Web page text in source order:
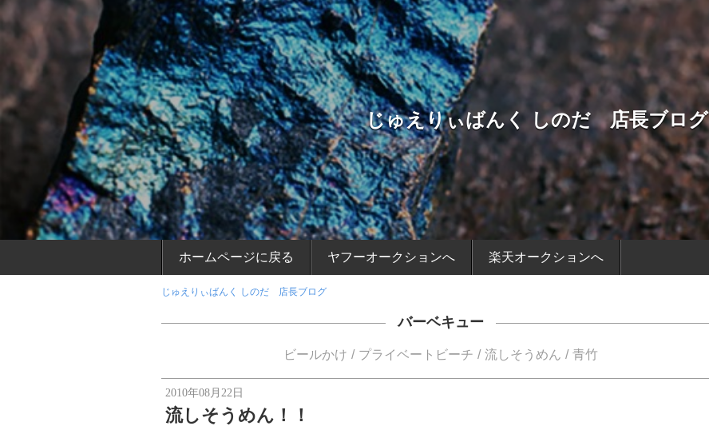
じゅえりぃばんく しのだ 店長ブログ
ホームページに戻る ヤフーオークションへ 楽天オークションへ
じゅえりぃばんく しのだ 店長ブログ
バーベキュー
ビールかけ プライベートビーチ 流しそうめん 青竹
2010年08月22日
流しそうめん！！